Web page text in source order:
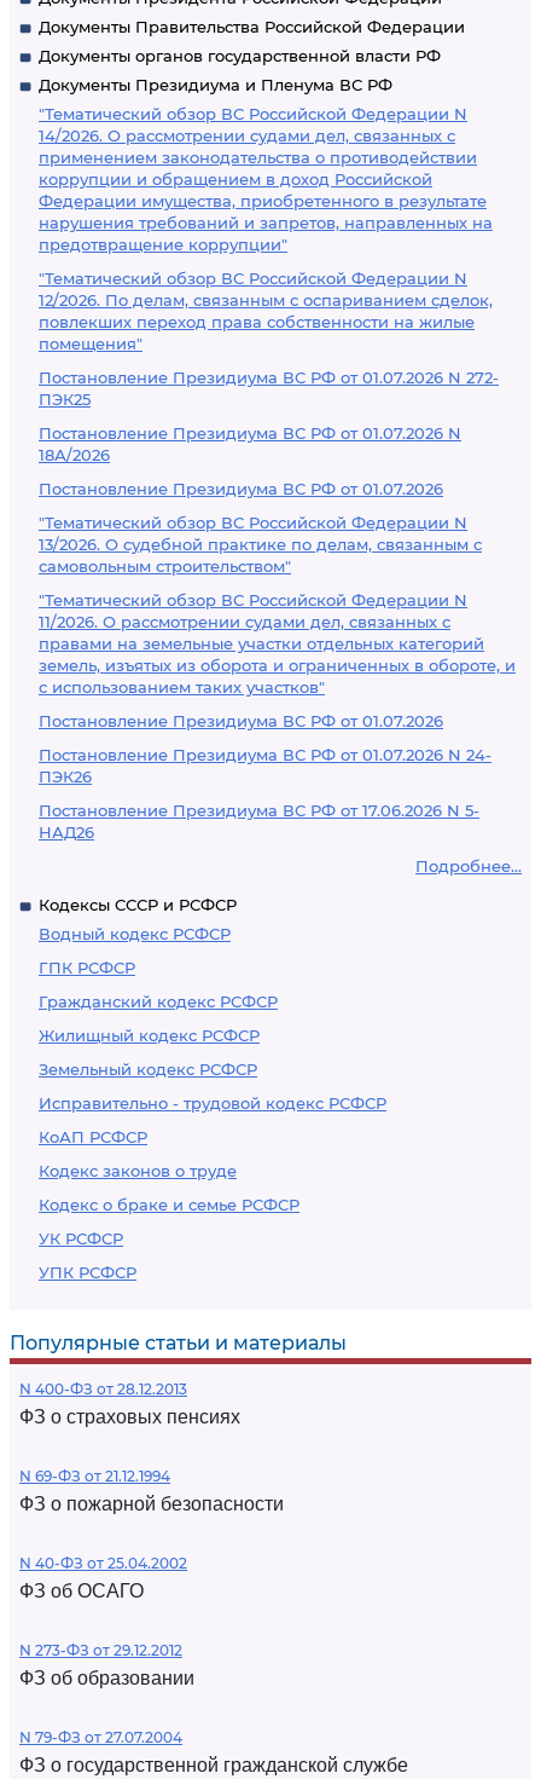
Документы Правительства Российской Федерации
Документы органов государственной власти РФ
Документы Президиума и Пленума ВС РФ
"Тематический обзор ВС Российской Федерации N
14/2026. О рассмотрении судами дел, связанных с
применением законодательства о противодействии
коррупции и обращением в доход Российской
Федерации имущества, приобретенного в результате
нарушения требований и запретов, направленных на
предотвращение коррупции"
"Тематический обзор ВС Российской Федерации N
12/2026. По делам, связанным с оспариванием сделок,
повлекших переход права собственности на жилые
помещения"
Постановление Президиума ВС РФ от 01.07.2026 N 272-
ПЭК25
Постановление Президиума ВС РФ от 01.07.2026 N
18А/2026
Постановление Президиума ВС РФ от 01.07.2026
"Тематический обзор ВС Российской Федерации N
13/2026. О судебной практике по делам, связанным с
самовольным строительством"
"Тематический обзор ВС Российской Федерации N
11/2026. О рассмотрении судами дел, связанных с
правами на земельные участки отдельных категорий
земель, изъятых из оборота и ограниченных в обороте, и
с использованием таких участков"
Постановление Президиума ВС РФ от 01.07.2026
Постановление Президиума ВС РФ от 01.07.2026 N 24-
ПЭК26
Постановление Президиума ВС РФ от 17.06.2026 N 5-
НАД26
Подробнее...
Кодексы СССР и РСФСР
Водный кодекс РСФСР
ГПК РСФСР
Гражданский кодекс РСФСР
Жилищный кодекс РСФСР
Земельный кодекс РСФСР
Исправительно - трудовой кодекс РСФСР
КоАП РСФСР
Кодекс законов о труде
Кодекс о браке и семье РСФСР
УК РСФСР
УПК РСФСР
Популярные статьи и материалы
N 400-ФЗ от 28.12.2013
ФЗ о страховых пенсиях
N 69-ФЗ от 21.12.1994
ФЗ о пожарной безопасности
N 40-ФЗ от 25.04.2002
ФЗ об ОСАГО
N 273-ФЗ от 29.12.2012
ФЗ об образовании
N 79-ФЗ от 27.07.2004
ФЗ о государственной гражданской службе